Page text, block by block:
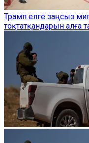
Трамп елге заңсыз
тоқтатқандарын алға